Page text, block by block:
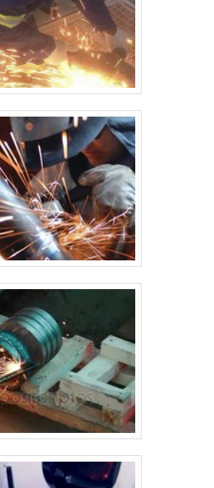
é fundamental para proteger o
devido a condições climáticas,
O processo geralmente envolve:
e remoção de impurezas para
de instalação. 9. Transporte
da fabricação, o silo é transportado
Em muitos casos, ele pode ser
facilitar o transporte. A instalação
Reunião
no local de instalação, incluindo a
a rede elétrica ou de ventilação, se
precisão em cada etapa, desde o
a execução e os testes de qualidade.
qualidades de resistência e custo
popular para a construção desses
os silos sejam seguros, eficientes e